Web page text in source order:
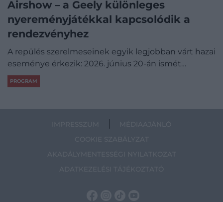
Airshow – a Geely különleges
nyereményjátékkal kapcsolódik a
rendezvényhez
A repülés szerelmeseinek egyik legjobban várt hazai
eseménye érkezik: 2026. június 20-án ismét…
PROGRAM